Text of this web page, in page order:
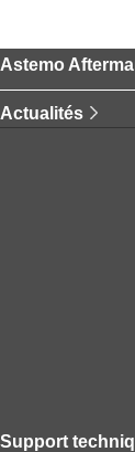
Astemo
Actualités
Support